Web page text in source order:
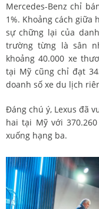
Mercedes-Benz chỉ
1%. Khoảng cách giữa
sự chững lại của
trường từng là sân
khoảng 40.000 xe
tại Mỹ cũng chỉ đạt
doanh số xe du lịch
Đáng chú ý, Lexus đã
hai tại Mỹ với
xuống hạng ba.